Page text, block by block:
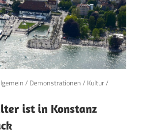
/ Demonstrationen/ Kultur/
ist in Konstanz